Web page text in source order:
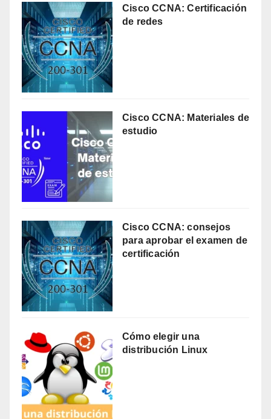
Cisco CCNA: Certificación
de redes
Cisco CCNA: Materiales de
estudio
Cisco CCNA: consejos
para aprobar el examen de
certificación
Cómo elegir una
distribución Linux